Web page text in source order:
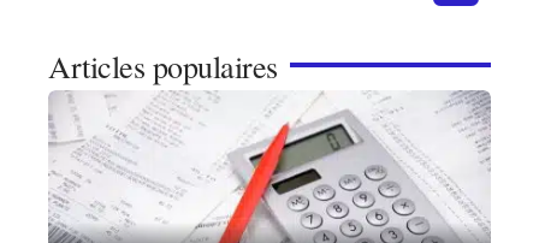
Articles populaires